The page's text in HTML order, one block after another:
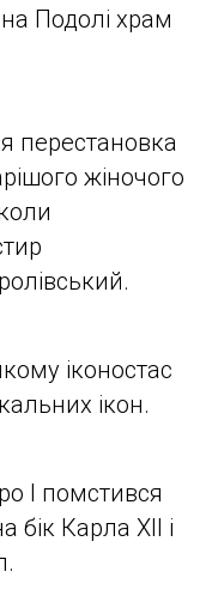
Подолі храм
перестановка
жіночого
іконостас
ікон.
І помстився
бік Карла ХІІ і